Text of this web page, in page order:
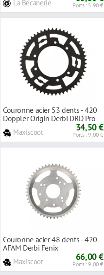
La Bécanerie Ports : 5,90 €
Couronne acier 53 dents - 420
Doppler Origin Derbi DRD Pro
Maxiscoot 34,50 €
Ports : 9,00 €
Couronne acier 48 dents - 420
AFAM Derbi Fenix
Maxiscoot 66,00 €
Ports : 9,00 €